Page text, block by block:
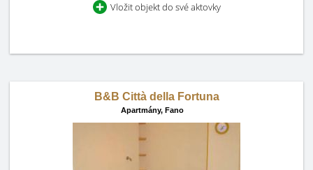
Vložit objekt do své aktovky
B&B Città della Fortuna
Apartmány, Fano